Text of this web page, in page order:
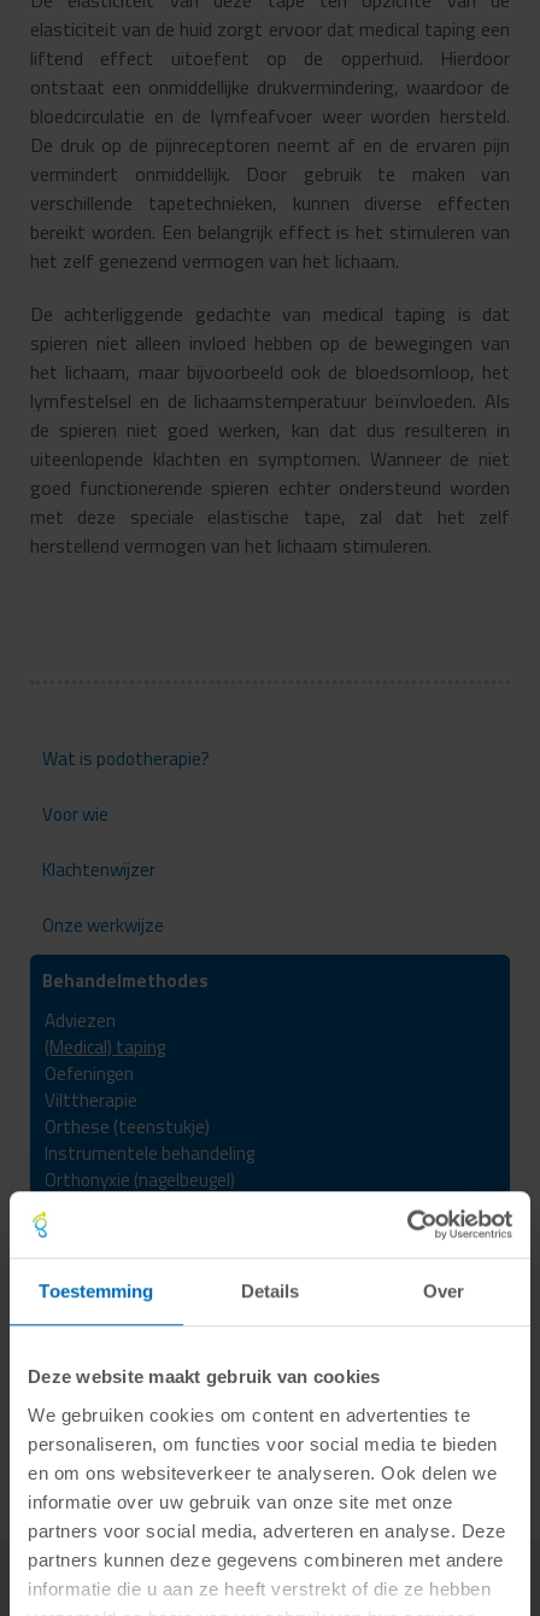
Toestemming Details Over
Deze website maakt gebruik van cookies
We gebruiken cookies om content en advertenties te
personaliseren, om functies voor social media te bieden
en om ons websiteverkeer te analyseren. Ook delen we
informatie over uw gebruik van onze site met onze
partners voor social media, adverteren en analyse. Deze
partners kunnen deze gegevens combineren met andere
informatie die u aan ze heeft verstrekt of die ze hebben
elasticiteit van de huid zorgt ervoor dat medical taping een
liftend effect uitoefent op de opperhuid. Hierdoor
ontstaat een onmiddellijke drukvermindering, waardoor de
bloedcirculatie en de lymfeafvoer weer worden hersteld.
De druk op de pijnreceptoren neemt af en de ervaren pijn
vermindert onmiddellijk. Door gebruik te maken van
verschillende tapetechnieken, kunnen diverse effecten
bereikt worden. Een belangrijk effect is het stimuleren van
het zelf genezend vermogen van het lichaam.
De achterliggende gedachte van medical taping is dat
spieren niet alleen invloed hebben op de bewegingen van
het lichaam, maar bijvoorbeeld ook de bloedsomloop, het
lymfestelsel en de lichaamstemperatuur beïnvloeden. Als
de spieren niet goed werken, kan dat dus resulteren in
uiteenlopende klachten en symptomen. Wanneer de niet
goed functionerende spieren echter ondersteund worden
met deze speciale elastische tape, zal dat het zelf
herstellend vermogen van het lichaam stimuleren.
Wat is podotherapie?
Voor wie
Klachtenwijzer
Onze werkwijze
Behandelmethodes
Adviezen
(Medical) taping
Oefeningen
Vilttherapie
Orthese (teenstukje)
Instrumentele behandeling
Orthonyxie (nagelbeugel)
Slipper en huisschoen op maat
Comfortschoenen
Steunzolen
Orthopedische schoenen
DryNeedling
Manuele therapie
Braces
GRATIS Voetcheck
Klantbeoordeling